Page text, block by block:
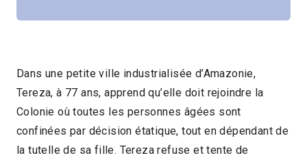
Dans une petite ville industrialisée d’Amazonie,
Tereza, à 77 ans, apprend qu’elle doit rejoindre la
Colonie où toutes les personnes âgées sont
confinées par décision étatique, tout en dépendant de
la tutelle de sa fille. Tereza refuse et tente de